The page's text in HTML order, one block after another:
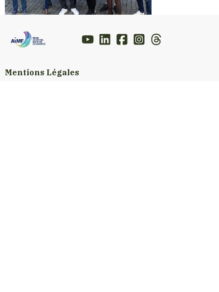
Mentions Légales